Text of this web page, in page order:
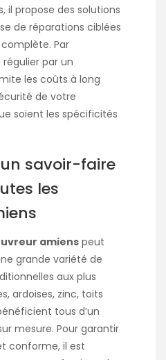
il propose des solutions
de réparations ciblées
Par
par un
les coûts à long
de votre
soient les spécificités
savoir-faire
les
amiens peut
grande variété de
aux plus
ardoises, zinc, toits
tous d’un
mesure. Pour garantir
conforme, il est